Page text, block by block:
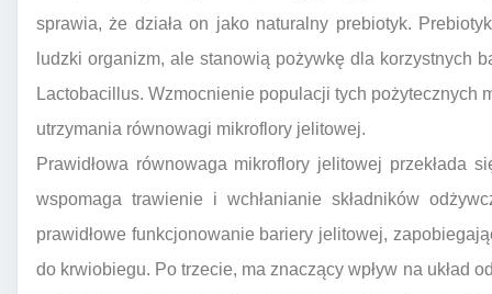
sprawia, że działa on jako naturalny prebiotyk.
ludzki organizm, ale stanowią pożywkę dla korzystnych
Lactobacillus. Wzmocnienie populacji tych pożytecznych
utrzymania równowagi mikroflory jelitowej.
Prawidłowa równowaga mikroflory jelitowej przekłada
wspomaga trawienie i wchłanianie składników
prawidłowe funkcjonowanie bariery jelitowej,
do krwiobiegu. Po trzecie, ma znaczący wpływ na układ